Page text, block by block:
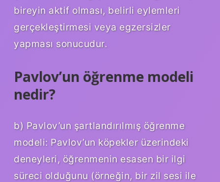
bireyin aktif olması, belirli eylemleri
gerçekleştirmesi veya egzersizler
yapması sonucudur.
Pavlov’un öğrenme modeli
nedir?
b) Pavlov’un şartlandırılmış öğrenme
modeli: Pavlov’un köpekler üzerindeki
deneyleri, öğrenmenin esasen bir ilgi
süreci olduğunu (örneğin, bir zil sesi ile